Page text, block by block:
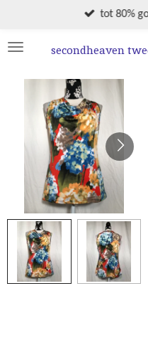
naar
hoofdinhoud
secondheaven
tot 80%